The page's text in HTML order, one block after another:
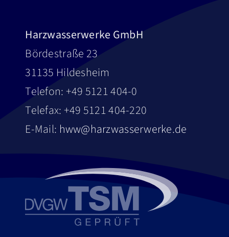
Harzwasserwerke GmbH
Bördestraße 23
31135 Hildesheim
Telefon: +49 5121 404-0
Telefax: +49 5121 404-220
E-Mail: hww@harzwasserwerke.de